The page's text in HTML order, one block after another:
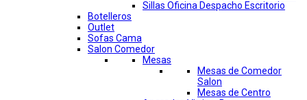
Sillas Oficina Despacho Escritorio
Botelleros
Outlet
Sofas Cama
Salon Comedor
Mesas
Mesas de Comedor
Salon
Mesas de Centro